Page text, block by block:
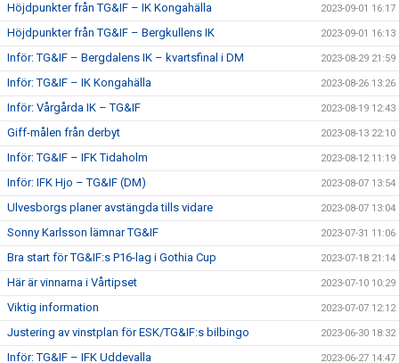
Höjdpunkter från TG&IF – IK Kongahälla 2023-09-01 16:17
Höjdpunkter från TG&IF – Bergkullens IK 2023-09-01 16:13
Inför: TG&IF – Bergdalens IK – kvartsfinal i DM 2023-08-29 21:59
Inför: TG&IF – IK Kongahälla 2023-08-26 13:26
Inför: Vårgårda IK – TG&IF 2023-08-19 12:43
Giff-målen från derbyt 2023-08-13 22:10
Inför: TG&IF – IFK Tidaholm 2023-08-12 11:19
Inför: IFK Hjo – TG&IF (DM) 2023-08-07 13:54
Ulvesborgs planer avstängda tills vidare 2023-08-07 13:04
Sonny Karlsson lämnar TG&IF 2023-07-31 11:06
Bra start för TG&IF:s P16-lag i Gothia Cup 2023-07-18 21:14
Här är vinnarna i Vårtipset 2023-07-10 10:29
Viktig information 2023-07-07 12:12
Justering av vinstplan för ESK/TG&IF:s bilbingo 2023-06-30 18:32
Inför: TG&IF – IFK Uddevalla 2023-06-27 14:47